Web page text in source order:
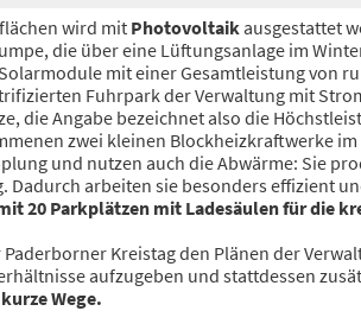
wird mit Photovoltaik ausgestattet
die über eine Lüftungsanlage im
mit einer Gesamtleistung von
Fuhrpark der Verwaltung mit
die Angabe bezeichnet also die
zwei kleinen Blockheizkraftwerke
und nutzen auch die Abwärme: Sie
Dadurch arbeiten sie besonders effizient
20 Parkplätzen mit Ladesäulen für die
Kreistag den Plänen der
aufzugeben und stattdessen
Wege.